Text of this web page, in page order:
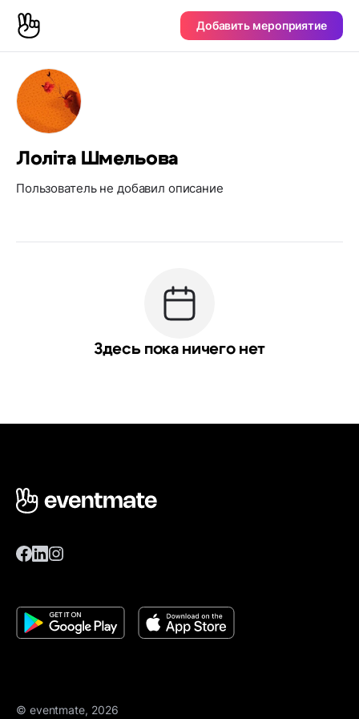
Добавить мероприятие
Лоліта Шмельова
Пользователь не добавил описание
Здесь пока ничего нет
© eventmate, 2026